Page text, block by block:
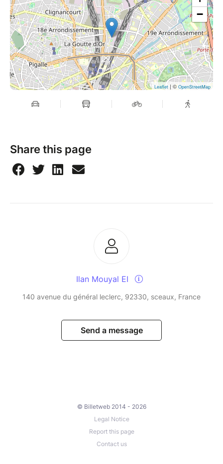
−
Leaflet | ©OpenStreetMap
Share this page
Ilan Mouyal EI
140 avenue du général leclerc, 92330, sceaux, France
Send a message
© Billetweb 2014 - 2026
Legal Notice
Report this page
Contact us